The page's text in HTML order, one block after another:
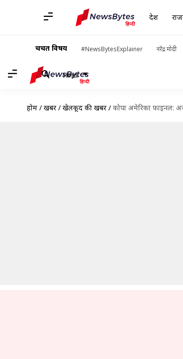
देश
चर्चित विषय #NewsBytesExplainer नरेंद्र मोदी
Hindi
होम / खबरें / खेलकूद की खबरें / कोपा अमेरिका फाइनल: